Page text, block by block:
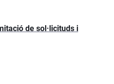
de sol·licituds i